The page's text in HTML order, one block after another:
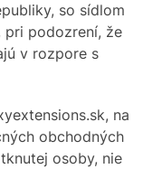
so sídlom
pri podozrení, že
v rozpore s
na
obchodných
osoby, nie